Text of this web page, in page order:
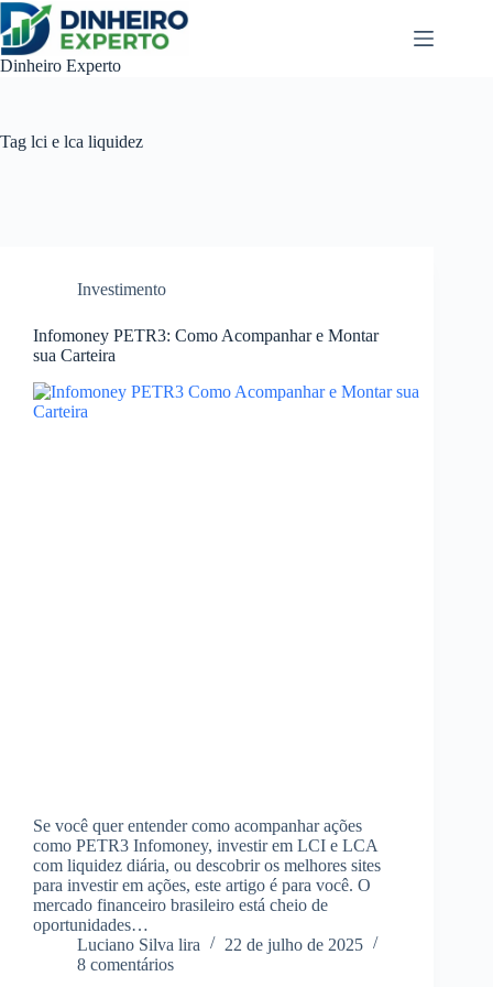
Pular
para
o
conteúdo
Dinheiro Experto
Tag lci e lca liquidez
Investimento
Infomoney PETR3: Como Acompanhar e Montar
sua Carteira
Se você quer entender como acompanhar ações
como PETR3 Infomoney, investir em LCI e LCA
com liquidez diária, ou descobrir os melhores sites
para investir em ações, este artigo é para você. O
mercado financeiro brasileiro está cheio de
oportunidades…
Luciano Silva lira
22 de julho de 2025
8 comentários